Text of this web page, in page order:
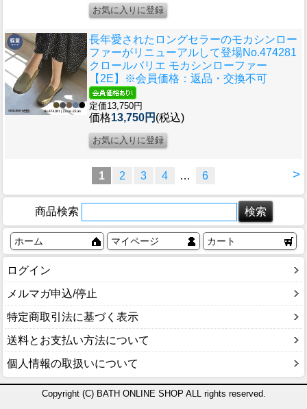
長年愛されたロングセラーのモカシンロー
ファーがリニューアルして登場No.474281
クロールバリエ モカシンローファー
【2E】※会員価格：返品・交換不可
定価13,750円
価格13,750円 (税込)
>
1 2 3 4 … 6
商品検索
ホーム マイページ カート
ログイン
メルマガ申込/停止
特定商取引法に基づく表示
送料とお支払い方法について
個人情報の取扱いについて
Copyright (C) BATH ONLINE SHOP ALL rights reserved.